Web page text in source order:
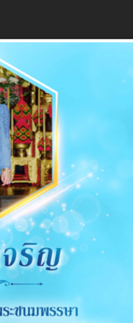
ตำบลคลองยาง โดย มูลนิธิเพื่อสัตว์
เวลาติดต่อสอบถามข้อมูล: กรุณาติดต่อ
ดการรับบริการ…
คลองยาง
วทางการบริหารกิจการบ้านเมืองที่ดี
การปฏิบัติหน้าที่ พ.ศ.2569